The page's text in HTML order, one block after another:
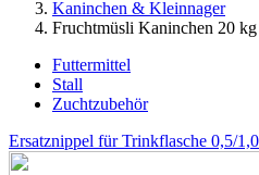
Kaninchen & Kleinnager
Fruchtmüsli Kaninchen 20 kg
Futtermittel
Stall
Zuchtzubehör
Ersatznippel für Trinkflasche 0,5/